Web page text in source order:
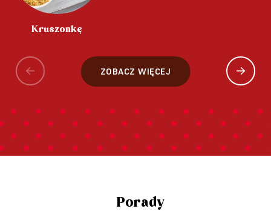
ZOBACZ WIĘCEJ
Kruszonkę
Porady